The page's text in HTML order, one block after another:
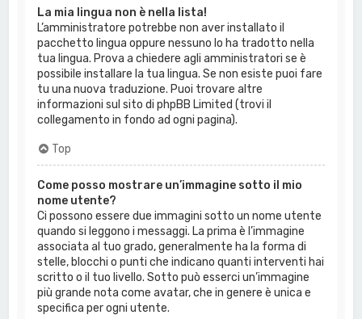
La mia lingua non è nella lista!
L’amministratore potrebbe non aver installato il
pacchetto lingua oppure nessuno lo ha tradotto nella
tua lingua. Prova a chiedere agli amministratori se è
possibile installare la tua lingua. Se non esiste puoi fare
tu una nuova traduzione. Puoi trovare altre
informazioni sul sito di phpBB Limited (trovi il
collegamento in fondo ad ogni pagina).
Top
Come posso mostrare un’immagine sotto il mio
nome utente?
Ci possono essere due immagini sotto un nome utente
quando si leggono i messaggi. La prima è l’immagine
associata al tuo grado, generalmente ha la forma di
stelle, blocchi o punti che indicano quanti interventi hai
scritto o il tuo livello. Sotto può esserci un’immagine
più grande nota come avatar, che in genere è unica e
specifica per ogni utente.